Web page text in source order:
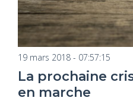
19 mars 2018 - 07:57:15
La prochaine
en marche